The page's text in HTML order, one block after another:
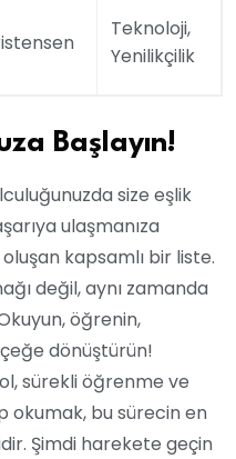
Teknoloji,
Yenilikçilik
Başlayın!
size eşlik
ulaşmanıza
kapsamlı bir liste.
değil, aynı zamanda
öğrenin,
dönüştürün!
sürekli öğrenme ve
okumak, bu sürecin en
Şimdi harekete geçin